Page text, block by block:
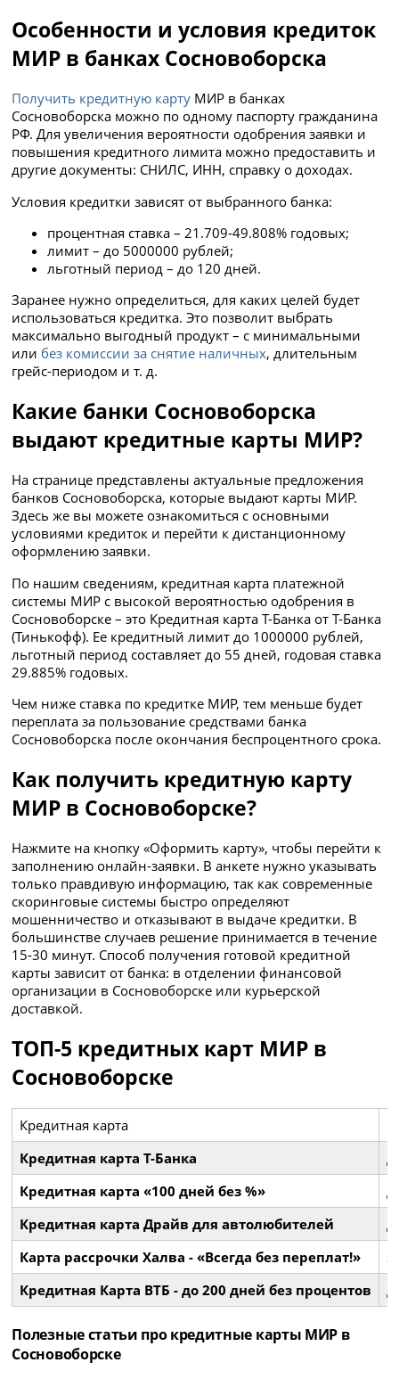
Особенности и условия кредиток
МИР в банках Сосновоборска
Получить кредитную карту МИР в банках
Сосновоборска можно по одному паспорту гражданина
РФ. Для увеличения вероятности одобрения заявки и
повышения кредитного лимита можно предоставить и
другие документы: СНИЛС, ИНН, справку о доходах.
Условия кредитки зависят от выбранного банка:
процентная ставка – 21.709-49.808% годовых;
лимит – до 5000000 рублей;
льготный период – до 120 дней.
Заранее нужно определиться, для каких целей будет
использоваться кредитка. Это позволит выбрать
максимально выгодный продукт – с минимальными
или без комиссии за снятие наличных, длительным
грейс-периодом и т. д.
Какие банки Сосновоборска
выдают кредитные карты МИР?
На странице представлены актуальные предложения
банков Сосновоборска, которые выдают карты МИР.
Здесь же вы можете ознакомиться с основными
условиями кредиток и перейти к дистанционному
оформлению заявки.
По нашим сведениям, кредитная карта платежной
системы МИР с высокой вероятностью одобрения в
Сосновоборске – это Кредитная карта Т-Банка от Т-Банка
(Тинькофф). Ее кредитный лимит до 1000000 рублей,
льготный период составляет до 55 дней, годовая ставка
29.885% годовых.
Чем ниже ставка по кредитке МИР, тем меньше будет
переплата за пользование средствами банка
Сосновоборска после окончания беспроцентного срока.
Как получить кредитную карту
МИР в Сосновоборске?
Нажмите на кнопку «Оформить карту», чтобы перейти к
заполнению онлайн-заявки. В анкете нужно указывать
только правдивую информацию, так как современные
скоринговые системы быстро определяют
мошенничество и отказывают в выдаче кредитки. В
большинстве случаев решение принимается в течение
15-30 минут. Способ получения готовой кредитной
карты зависит от банка: в отделении финансовой
организации в Сосновоборске или курьерской
доставкой.
ТОП-5 кредитных карт МИР в
Сосновоборске
Кредитная карта
Кредитная карта Т-Банка
Кредитная карта «100 дней без %»
Кредитная карта Драйв для автолюбителей
Карта рассрочки Халва - «Всегда без переплат!»
Кредитная Карта ВТБ - до 200 дней без процентов
Полезные статьи про кредитные карты МИР в
Сосновоборске